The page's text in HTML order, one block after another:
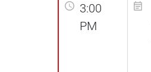
3:00
PM